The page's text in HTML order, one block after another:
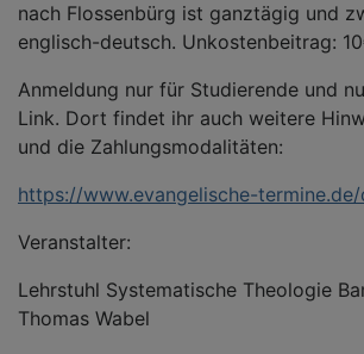
nach Flossenbürg ist ganztägig und
englisch-deutsch. Unkostenbeitrag:
Anmeldung nur für Studierende und
Link. Dort findet ihr auch weitere
und die Zahlungsmodalitäten:
https://www.evangelische-
Veranstalter:
Lehrstuhl Systematische Theologie
Thomas Wabel